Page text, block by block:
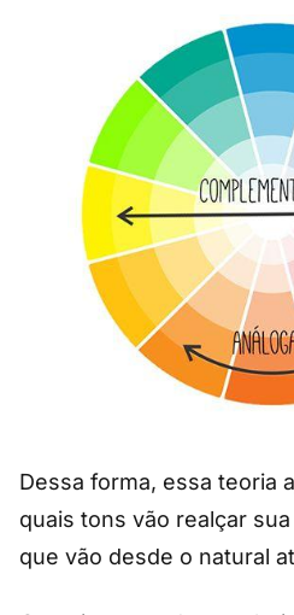
Dessa forma, essa teoria
quais tons vão realçar
que vão desde o natural